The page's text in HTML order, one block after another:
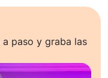
paso y graba las